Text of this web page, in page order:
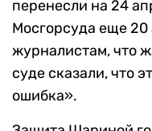
перенесли на 24
Мосгорсуда еще 20
журналистам, что
суде сказали, что
ошибка».